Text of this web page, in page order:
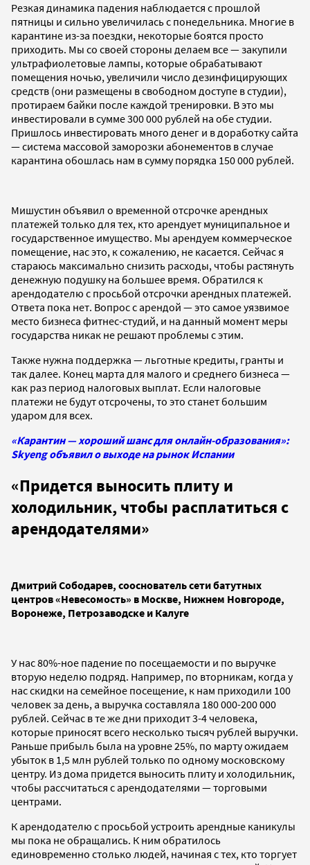
Резкая динамика падения наблюдается с прошлой
пятницы и сильно увеличилась с понедельника. Многие в
карантине из-за поездки, некоторые боятся просто
приходить. Мы со своей стороны делаем все—закупили
ультрафиолетовые лампы, которые обрабатывают
помещения ночью, увеличили число дезинфицирующих
средств (они размещены в свободном доступе в студии),
протираем байки после каждой тренировки. В это мы
инвестировали в сумме 300 000 рублей на обе студии.
Пришлось инвестировать много денег и в доработку сайта
—система массовой заморозки абонементов в случае
карантина обошлась нам в сумму порядка 150 000 рублей.
Мишустин объявил о временной отсрочке арендных
платежей только для тех, кто арендует муниципальное и
государственное имущество. Мы арендуем коммерческое
помещение, нас это, к сожалению, не касается. Сейчас я
стараюсь максимально снизить расходы, чтобы растянуть
денежную подушку на большее время. Обратился к
арендодателю с просьбой отсрочки арендных платежей.
Ответа пока нет. Вопрос с арендой — это самое уязвимое
место бизнеса фитнес-студий, и на данный момент меры
государства никак не решают проблемы с этим.
Также нужна поддержка — льготные кредиты, гранты и
так далее. Конец марта для малого и среднего бизнеса —
как раз период налоговых выплат. Если налоговые
платежи не будут отсрочены, то это станет большим
ударом для всех.
«Карантин — хороший шанс для онлайн-образования»:
Skyeng объявил о выходе на рынок Испании
«Придется выносить плиту и
холодильник, чтобы расплатиться с
арендодателями»
Дмитрий Сободарев, сооснователь сети батутных
центров «Невесомость» в Москве, Нижнем Новгороде,
Воронеже, Петрозаводске и Калуге
У нас 80%-ное падение по посещаемости и по выручке
вторую неделю подряд. Например, по вторникам, когда у
нас скидки на семейное посещение, к нам приходили 100
человек за день, а выручка составляла 180 000-200 000
рублей. Сейчас в те же дни приходит 3-4 человека,
которые приносят всего несколько тысяч рублей выручки.
Раньше прибыль была на уровне 25%, по марту ожидаем
убыток в 1,5 млн рублей только по одному московскому
центру. Из дома придется выносить плиту и холодильник,
чтобы рассчитаться с арендодателями — торговыми
центрами.
К арендодателю с просьбой устроить арендные каникулы
мы пока не обращались. К ним обратилось
единовременно столько людей, начиная с тех, кто торгует